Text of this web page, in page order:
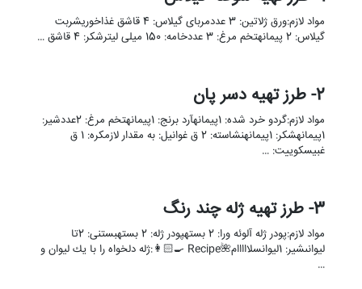
مواد لازم:ورق ژلاتین: 3 عددمربای گیلاس: 4 قاشق غذاخوریشربت
گیلاس: 2 پیمانهتخم مرغ: 3 عددخامه: 150 میلی لیترشکر: 4 قاشق …
2- طرز تهیه دسر پان
مواد لازم:گردو خرد شده: 1پیمانهآرد برنج: 1پیمانهتخم مرغ: 2عددشیر:
1پیمانهشکر: 1پیمانهنشاسته: 2 ق غوانیل: به مقدار لازمکره: 1 ق
غبیسکوییت: …
3- طرز تهیه ژله چند رنگ
مواد لازم:پودر ژله آلوئه ورا: 2 بستهپودر ژله: 2 بستهبستنی: 2تا
ليوانىشیر: 1ليوانسلااااام🌺Recipe 👩🏻‍🍳:ژله دلخواه را با يك ليوان و
…